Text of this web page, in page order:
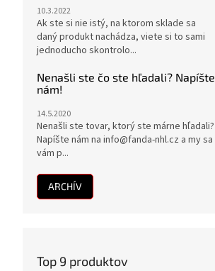
10.3.2022
Ak ste si nie istý, na ktorom sklade sa
daný produkt nachádza, viete si to sami
jednoducho skontrolo...
Nenašli ste čo ste hľadali? Napíšte
nám!
14.5.2020
Nenašli ste tovar, ktorý ste márne hľadali?
Napíšte nám na info@fanda-nhl.cz a my sa
vám p...
ARCHÍV
Top 9 produktov